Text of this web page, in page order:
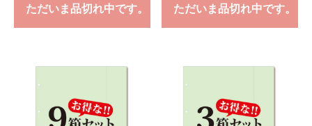
ただいま品切れ中です。 ただいま品切れ中です。